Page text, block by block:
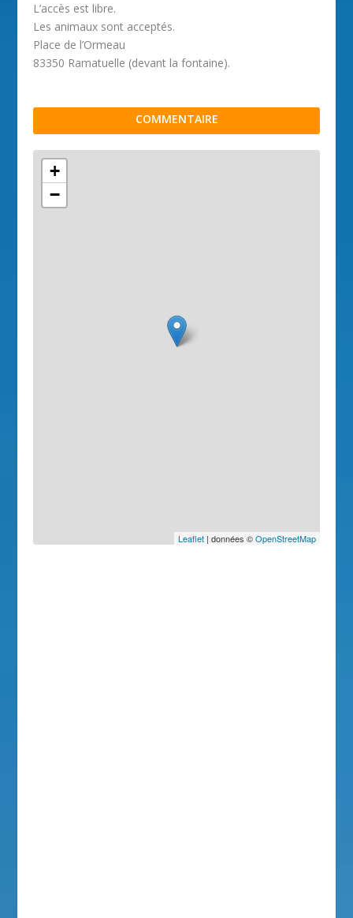
L’accès est libre.
Les animaux sont acceptés.
Place de l’Ormeau
83350 Ramatuelle (devant la fontaine).
COMMENTAIRE
+
−
Leaflet| données ©OpenStreetMap